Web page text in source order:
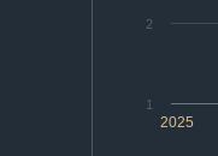
2025
1
2